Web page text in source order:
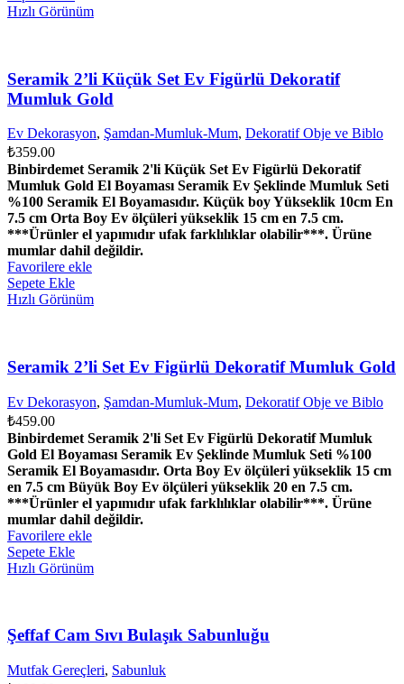
Hızlı Görünüm
Seramik 2’li Küçük Set Ev Figürlü Dekoratif
Mumluk Gold
Ev Dekorasyon, Şamdan-Mumluk-Mum, Dekoratif Obje ve Biblo
₺359.00
Binbirdemet Seramik 2'li Küçük Set Ev Figürlü Dekoratif
Mumluk Gold El Boyaması Seramik Ev Şeklinde Mumluk Seti
%100 Seramik El Boyamasıdır. Küçük boy Yükseklik 10cm En
7.5 cm Orta Boy Ev ölçüleri yükseklik 15 cm en 7.5 cm.
***Ürünler el yapımıdır ufak farklılıklar olabilir***. Ürüne
mumlar dahil değildir.
Favorilere ekle
Sepete Ekle
Hızlı Görünüm
Seramik 2’li Set Ev Figürlü Dekoratif Mumluk Gold
Ev Dekorasyon, Şamdan-Mumluk-Mum, Dekoratif Obje ve Biblo
₺459.00
Binbirdemet Seramik 2'li Set Ev Figürlü Dekoratif Mumluk
Gold El Boyaması Seramik Ev Şeklinde Mumluk Seti %100
Seramik El Boyamasıdır. Orta Boy Ev ölçüleri yükseklik 15 cm
en 7.5 cm Büyük Boy Ev ölçüleri yükseklik 20 en 7.5 cm.
***Ürünler el yapımıdır ufak farklılıklar olabilir***. Ürüne
mumlar dahil değildir.
Favorilere ekle
Sepete Ekle
Hızlı Görünüm
Şeffaf Cam Sıvı Bulaşık Sabunluğu
Mutfak Gereçleri, Sabunluk